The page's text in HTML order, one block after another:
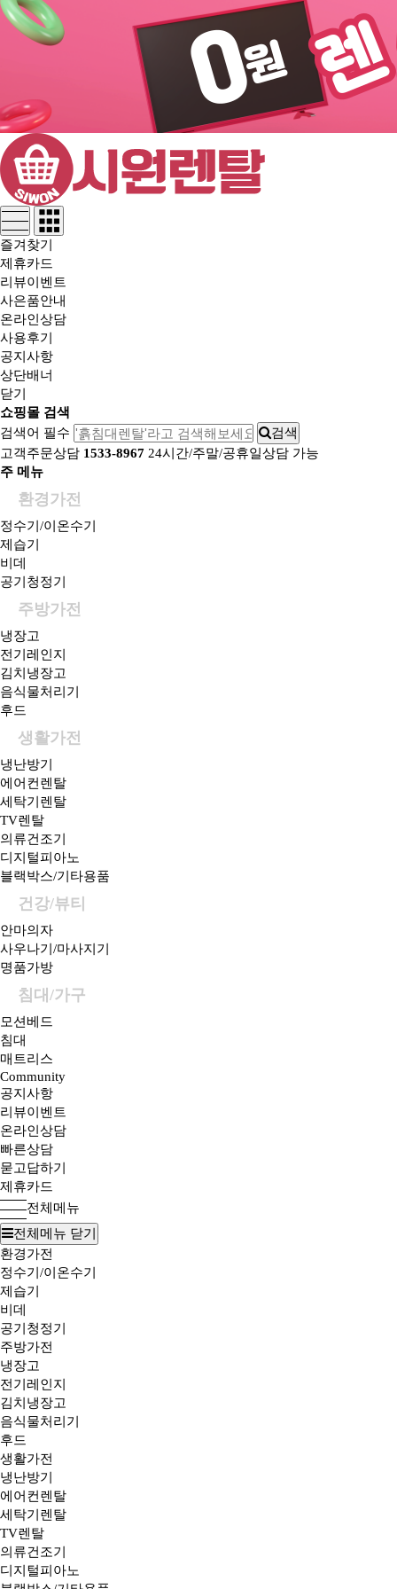
즐겨찾기
제휴카드
리뷰이벤트
사은품안내
온라인상담
사용후기
공지사항
상단배너
닫기
쇼핑몰 검색
검색어 필수
검색
고객주문상담 1533-8967 24시간/주말/공휴일상담 가능
주 메뉴
환경가전
정수기/이온수기
제습기
비데
공기청정기
주방가전
냉장고
전기레인지
김치냉장고
음식물처리기
후드
생활가전
냉난방기
에어컨렌탈
세탁기렌탈
TV렌탈
의류건조기
디지털피아노
블랙박스/기타용품
건강/뷰티
안마의자
사우나기/마사지기
명품가방
침대/가구
모션베드
침대
매트리스
Community
공지사항
리뷰이벤트
온라인상담
빠른상담
묻고답하기
제휴카드
전체메뉴
전체메뉴 닫기
환경가전
정수기/이온수기
제습기
비데
공기청정기
주방가전
냉장고
전기레인지
김치냉장고
음식물처리기
후드
생활가전
냉난방기
에어컨렌탈
세탁기렌탈
TV렌탈
의류건조기
디지털피아노